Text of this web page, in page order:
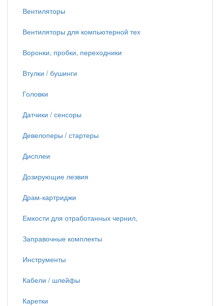
Вентиляторы
Вентиляторы для компьютерной тех
Воронки, пробки, переходники
Втулки / бушинги
Головки
Датчики / сенсоры
Девелоперы / стартеры
Дисплеи
Дозирующие лезвия
Драм-картриджи
Емкости для отработанных чернил,
Заправочные комплекты
Инструменты
Кабели / шлейфы
Каретки